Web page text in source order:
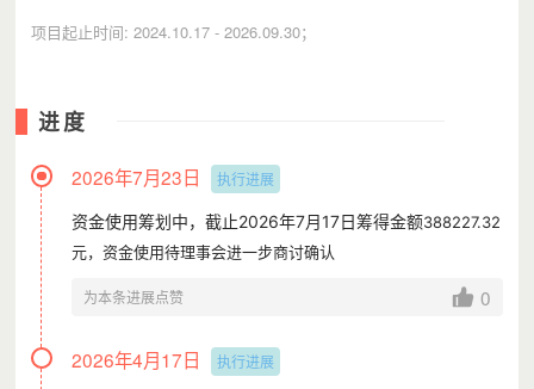
项目起止时间: 2024.10.17 - 2026.09.30；
进度
2026年7月23日 执行进展
资金使用筹划中，截止2026年7月17日筹得金额388227.32
元，资金使用待理事会进一步商讨确认
为本条进展点赞 0
2026年4月17日 执行进展